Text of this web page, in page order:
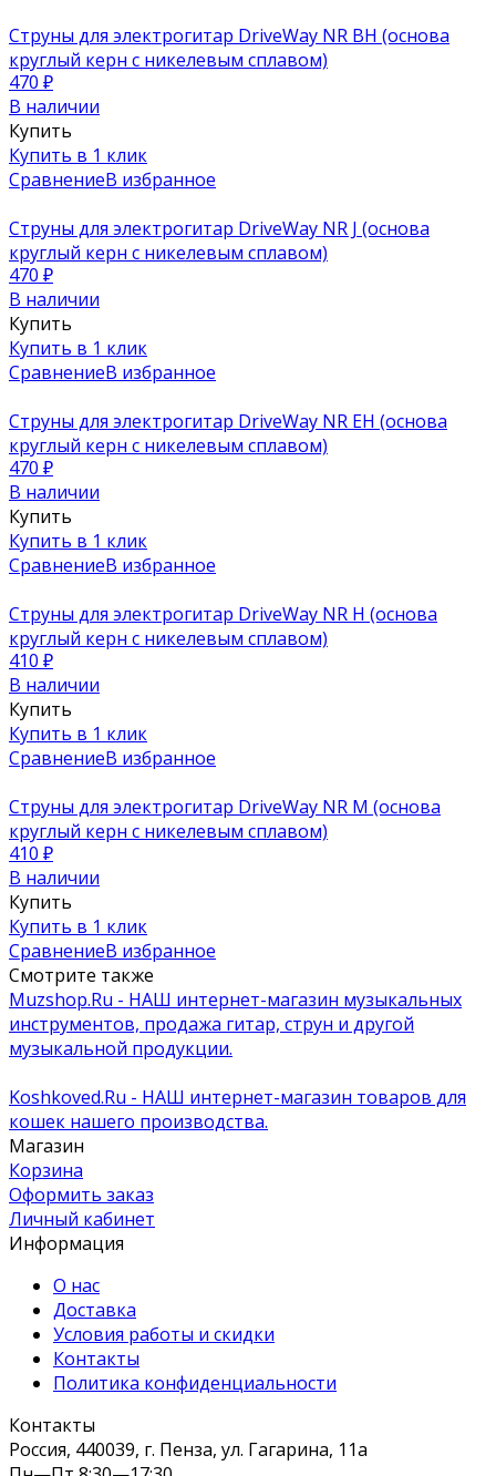
Струны для электрогитар DriveWay NR BH (основа
круглый керн с никелевым сплавом)
470 ₽
В наличии
Купить
Купить в 1 клик
СравнениеВ избранное
Струны для электрогитар DriveWay NR J (основа
круглый керн с никелевым сплавом)
470 ₽
В наличии
Купить
Купить в 1 клик
СравнениеВ избранное
Струны для электрогитар DriveWay NR EH (основа
круглый керн с никелевым сплавом)
470 ₽
В наличии
Купить
Купить в 1 клик
СравнениеВ избранное
Струны для электрогитар DriveWay NR H (основа
круглый керн с никелевым сплавом)
410 ₽
В наличии
Купить
Купить в 1 клик
СравнениеВ избранное
Струны для электрогитар DriveWay NR M (основа
круглый керн с никелевым сплавом)
410 ₽
В наличии
Купить
Купить в 1 клик
СравнениеВ избранное
Смотрите также
Muzshop.Ru - НАШ интернет-магазин музыкальных
инструментов, продажа гитар, струн и другой
музыкальной продукции.
Koshkoved.Ru - НАШ интернет-магазин товаров для
кошек нашего производства.
Магазин
Корзина
Оформить заказ
Личный кабинет
Информация
О нас
Доставка
Условия работы и скидки
Контакты
Политика конфиденциальности
Контакты
Россия, 440039, г. Пенза, ул. Гагарина, 11а